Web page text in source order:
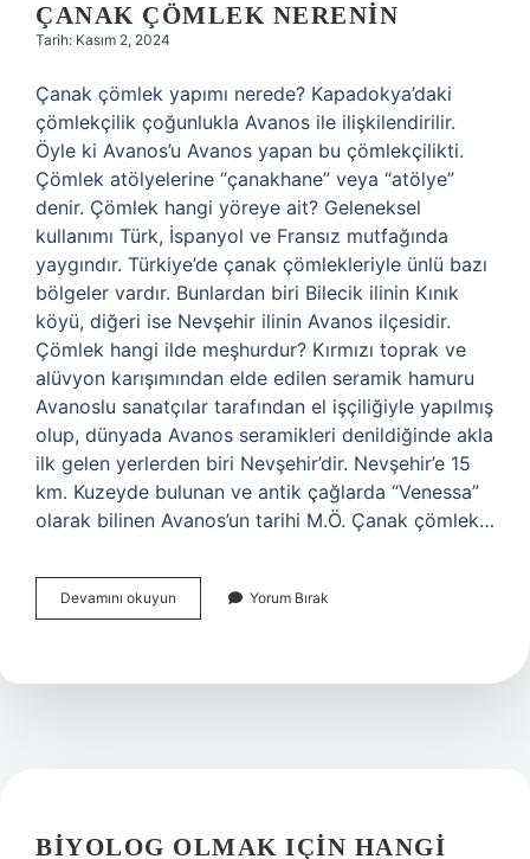
ÇANAK ÇÖMLEK NERENIN
Tarih: Kasım 2, 2024
Çanak çömlek yapımı nerede? Kapadokya’daki
çömlekçilik çoğunlukla Avanos ile ilişkilendirilir.
Öyle ki Avanos’u Avanos yapan bu çömlekçilikti.
Çömlek atölyelerine “çanakhane” veya “atölye”
denir. Çömlek hangi yöreye ait? Geleneksel
kullanımı Türk, İspanyol ve Fransız mutfağında
yaygındır. Türkiye’de çanak çömlekleriyle ünlü bazı
bölgeler vardır. Bunlardan biri Bilecik ilinin Kınık
köyü, diğeri ise Nevşehir ilinin Avanos ilçesidir.
Çömlek hangi ilde meşhurdur? Kırmızı toprak ve
alüvyon karışımından elde edilen seramik hamuru
Avanoslu sanatçılar tarafından el işçiliğiyle yapılmış
olup, dünyada Avanos seramikleri denildiğinde akla
ilk gelen yerlerden biri Nevşehir’dir. Nevşehir’e 15
km. Kuzeyde bulunan ve antik çağlarda “Venessa”
olarak bilinen Avanos’un tarihi M.Ö. Çanak çömlek…
Devamını okuyun
Çömlek
Yorum Bırak
BIYOLOG OLMAK IÇIN HANGI